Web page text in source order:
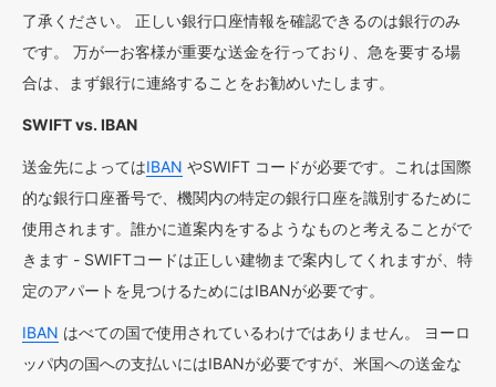
了承ください。 正しい銀行口座情報を確認できるのは銀行のみ
です。 万が一お客様が重要な送金を行っており、急を要する場
合は、まず銀行に連絡することをお勧めいたします。
SWIFT vs. IBAN
送金先によってはIBAN やSWIFT コードが必要です。これは国際
的な銀行口座番号で、機関内の特定の銀行口座を識別するために
使用されます。誰かに道案内をするようなものと考えることがで
きます - SWIFTコードは正しい建物まで案内してくれますが、特
定のアパートを見つけるためにはIBANが必要です。
IBAN はべての国で使用されているわけではありません。 ヨーロ
ッパ内の国への支払いにはIBANが必要ですが、米国への送金な